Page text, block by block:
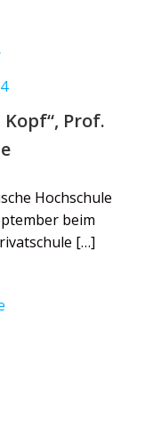
Prof.
Hochschule
beim
[…]